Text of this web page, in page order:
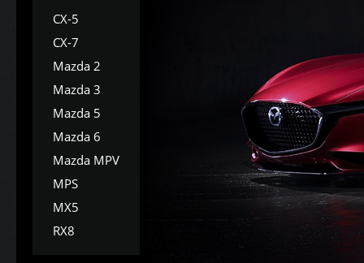
CX-5
CX-7
Mazda 2
Mazda 3
Mazda 5
Mazda 6
Mazda MPV
MPS
MX5
RX8